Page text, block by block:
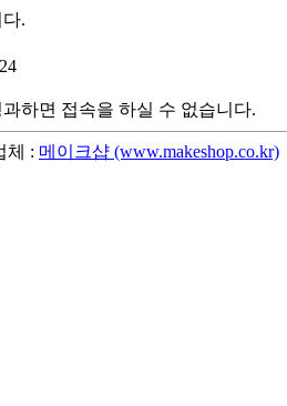
.
하면 접속을 하실 수 없습니다.
체 : 메이크샵 (www.makeshop.co.kr)